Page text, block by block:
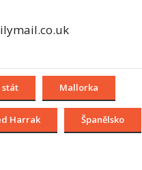
stát Mallorka
Harrak Španělsko